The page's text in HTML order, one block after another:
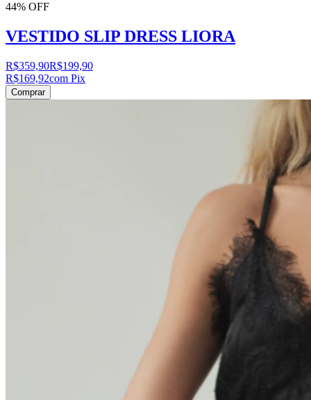
44% OFF
VESTIDO SLIP DRESS LIORA
R$359,90R$199,90
R$169,92com Pix
Comprar